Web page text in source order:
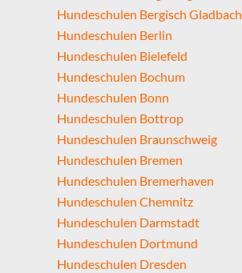
Hundeschulen Bergisch Gladbach
Hundeschulen Berlin
Hundeschulen Bielefeld
Hundeschulen Bochum
Hundeschulen Bonn
Hundeschulen Bottrop
Hundeschulen Braunschweig
Hundeschulen Bremen
Hundeschulen Bremerhaven
Hundeschulen Chemnitz
Hundeschulen Darmstadt
Hundeschulen Dortmund
Hundeschulen Dresden